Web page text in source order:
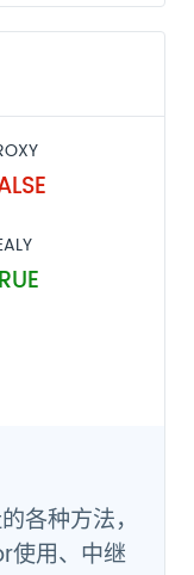
各种方法，
使用、中继